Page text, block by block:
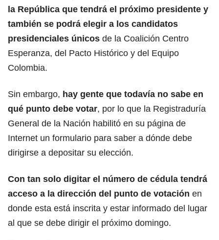
la República que tendrá el próximo presidente y
también se podrá elegir a los candidatos
presidenciales únicos de la Coalición Centro
Esperanza, del Pacto Histórico y del Equipo
Colombia.
Sin embargo, hay gente que todavía no sabe en
qué punto debe votar, por lo que la Registraduría
General de la Nación habilitó en su página de
Internet un formulario para saber a dónde debe
dirigirse a depositar su elección.
Con tan solo digitar el número de cédula tendrá
acceso a la dirección del punto de votación en
donde esta está inscrita y estar informado del lugar
al que se debe dirigir el próximo domingo.